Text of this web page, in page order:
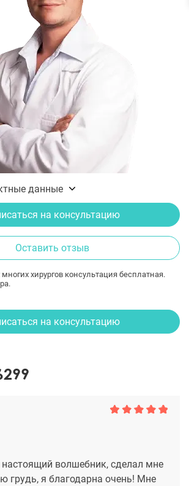
данные
на консультацию
Оставить отзыв
хирургов консультация бесплатная.
на консультацию
настоящий волшебник, сделал мне
грудь, я благодарна очень! Мне